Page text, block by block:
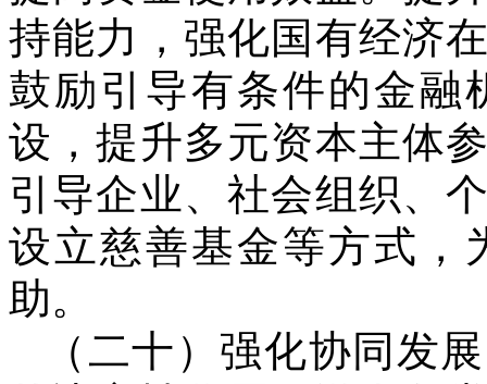
持能力，强化国有经济
鼓励引导有条件的金融
设，提升多元资本主体
引导企业、社会组织、
设立慈善基金等方式，
助。
（二十）强化协同发